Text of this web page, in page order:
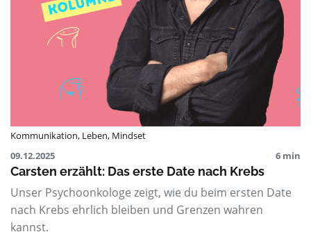
Kommunikation, Leben, Mindset
09.12.2025
6 min
Carsten erzählt: Das erste Date nach Krebs
Unser Psychoonkologe zeigt, wie du beim ersten Date
nach Krebs ehrlich bleiben und Grenzen wahren
kannst.